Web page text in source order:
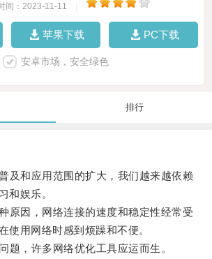
间：2023-11-11
苹果下载 PC下载
安卓市场，安全绿色
排行
和应用范围的扩大，我们越来越依赖
和娱乐。
因，网络连接的速度和稳定性经常受
使用网络时感到烦躁和不便。
，许多网络优化工具应运而生。